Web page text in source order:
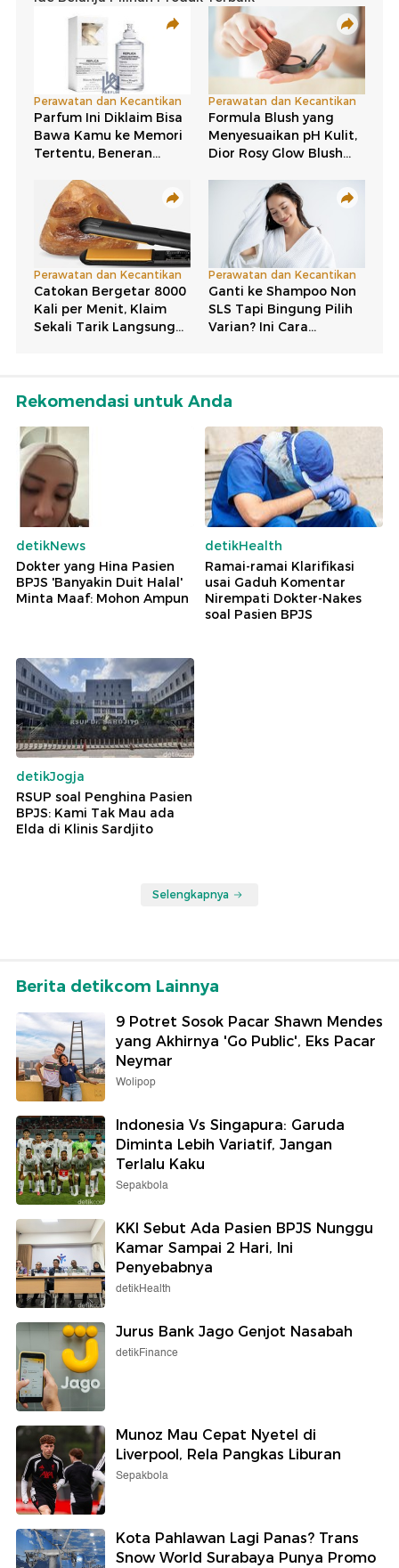
Rekomendasi untuk Anda
detikNews
Dokter yang Hina Pasien
BPJS 'Banyakin Duit Halal'
Minta Maaf: Mohon Ampun
detikHealth
Ramai-ramai Klarifikasi
usai Gaduh Komentar
Nirempati Dokter-Nakes
soal Pasien BPJS
detikJogja
RSUP soal Penghina Pasien
BPJS: Kami Tak Mau ada
Elda di Klinis Sardjito
Selengkapnya
Berita detikcom Lainnya
9 Potret Sosok Pacar Shawn Mendes
yang Akhirnya 'Go Public', Eks Pacar
Neymar
Wolipop
Indonesia Vs Singapura: Garuda
Diminta Lebih Variatif, Jangan
Terlalu Kaku
Sepakbola
KKI Sebut Ada Pasien BPJS Nunggu
Kamar Sampai 2 Hari, Ini
Penyebabnya
detikHealth
Jurus Bank Jago Genjot Nasabah
detikFinance
Munoz Mau Cepat Nyetel di
Liverpool, Rela Pangkas Liburan
Sepakbola
Kota Pahlawan Lagi Panas? Trans
Snow World Surabaya Punya Promo